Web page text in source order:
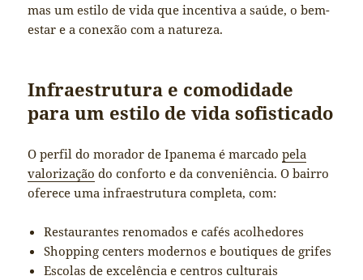
mas um estilo de vida que incentiva a saúde, o bem-
estar e a conexão com a natureza.
Infraestrutura e comodidade
para um estilo de vida sofisticado
O perfil do morador de Ipanema é marcadopela
valorização do conforto e da conveniência. O bairro
oferece uma infraestrutura completa, com:
Restaurantes renomados e cafés acolhedores
Shopping centers modernos e boutiques de grifes
Escolas de excelência e centros culturais